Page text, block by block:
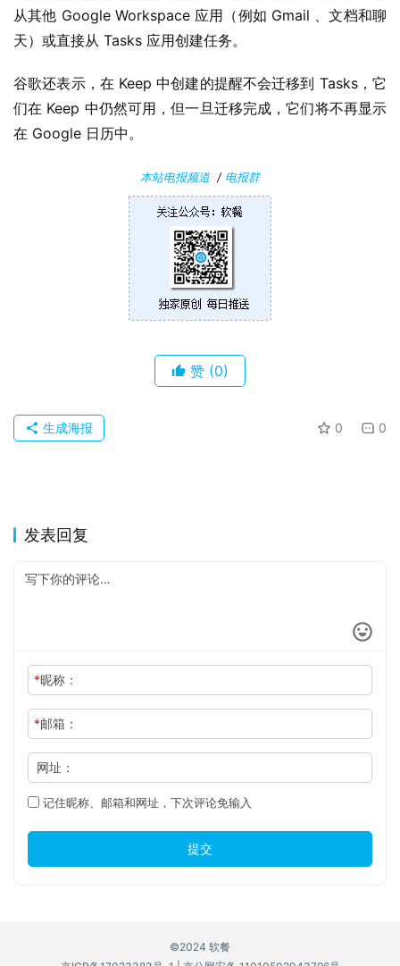
P
C
件
安
从其他 Google Workspace 应用（例如 Gmail 、文档和聊
天）或直接从 Tasks 应用创建任务。
谷歌还表示，在 Keep 中创建的提醒不会迁移到 Tasks，它
们在 Keep 中仍然可用，但一旦迁移完成，它们将不再显示
在 Google 日历中。
本站电报频道/ 电报群
赞 (0)
0 0
生成海报
发表回复
*昵称：
*邮箱：
网址：
记住昵称、邮箱和网址，下次评论免输入
提交
©2024 软餐